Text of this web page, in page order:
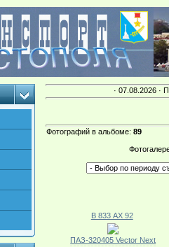
· 07.08.2026 ·
Фотографий в альбоме:89
В 833 АХ 92
ПАЗ-320405 Vector Next